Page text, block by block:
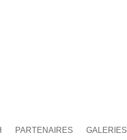
PARTENAIRES GALERIES